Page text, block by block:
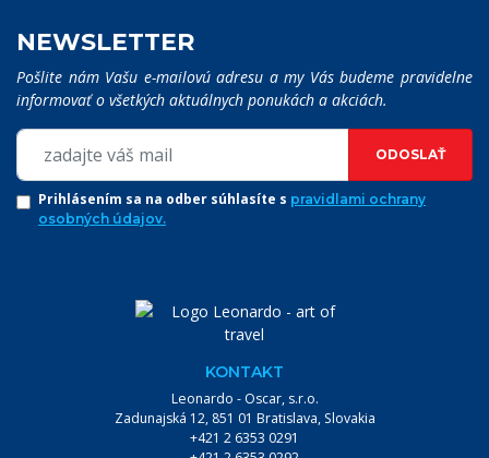
NEWSLETTER
Pošlite nám Vašu e-mailovú adresu a my Vás budeme pravidelne
informovať o všetkých aktuálnych ponukách a akciách.
ODOSLAŤ
Prihlásením sa na odber súhlasíte s pravidlami ochrany
osobných údajov.
KONTAKT
Leonardo - Oscar, s.r.o.
Zadunajská 12, 851 01 Bratislava, Slovakia
+421 2 6353 0291